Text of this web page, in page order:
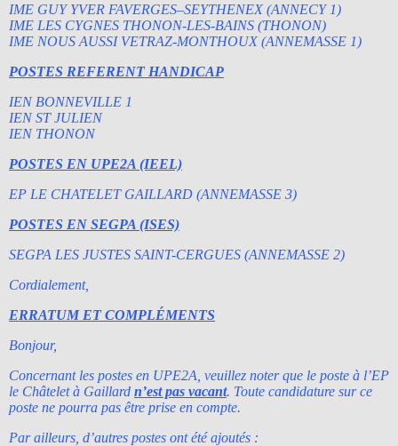
IME GUY YVER FAVERGES–SEYTHENEX (ANNECY 1)
IME LES CYGNES THONON-LES-BAINS (THONON)
IME NOUS AUSSI VETRAZ-MONTHOUX (ANNEMASSE 1)
POSTES REFERENT HANDICAP
IEN BONNEVILLE 1
IEN ST JULIEN
IEN THONON
POSTES EN UPE2A (IEEL)
EP LE CHATELET GAILLARD (ANNEMASSE 3)
POSTES EN SEGPA (ISES)
SEGPA LES JUSTES SAINT-CERGUES (ANNEMASSE 2)
Cordialement,
ERRATUM ET COMPLÉMENTS
Bonjour,
Concernant les postes en UPE2A, veuillez noter que le poste à l’EP
le Châtelet à Gaillard n’est pas vacant. Toute candidature sur ce
poste ne pourra pas être prise en compte.
Par ailleurs, d’autres postes ont été ajoutés :